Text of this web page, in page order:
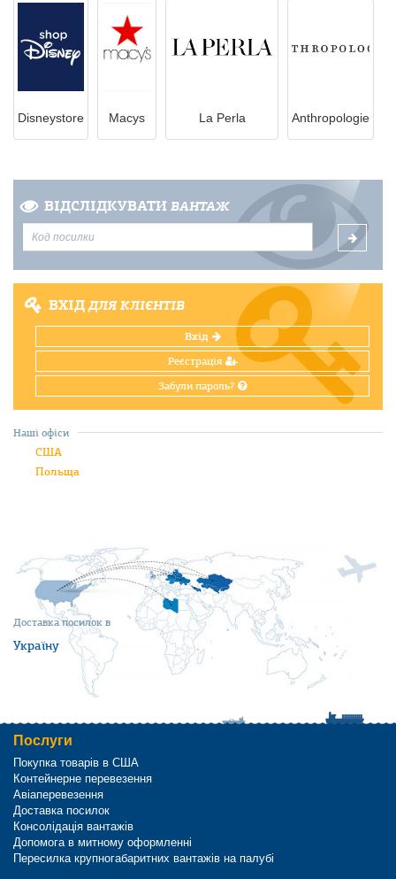
Disneystore Macys La Perla Anthropologie
ВІДСЛІДКУВАТИ ВАНТАЖ
ВХІДДЛЯ КЛІЄНТІВ
Вхід
Реєстрація
Забули пароль?
Доставка посилок в
Україну
Наші офіси
США
Польща
Послуги
Покупка товарів в США
Контейнерне перевезення
Авіаперевезення
Доставка посилок
Консолідація вантажів
Допомога в митному оформленні
Пересилка крупногабаритних вантажів на палубі